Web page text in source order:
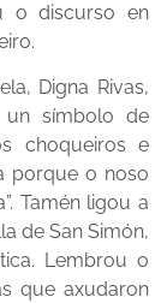
o discurso en
Digna Rivas,
símbolo de
choqueiros e
porque o noso
Tamén ligou a
de San Simón,
Lembrou o
que axudaron